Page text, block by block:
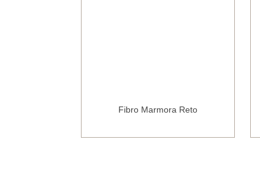
Fibro Marmora Reto